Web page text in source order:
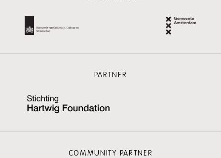
PARTNER
COMMUNITY PARTNER